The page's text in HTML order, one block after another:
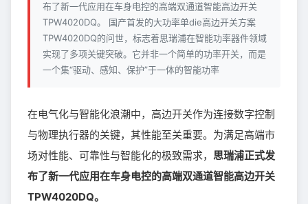
布了新一代应用在车身电控的高端双通道智能高边开关
TPW4020DQ。 国产首发的大功率单die高边开关方案
TPW4020DQ的问世，标志着思瑞浦在智能功率器件领域
实现了多项关键突破。它并非一个简单的功率开关，而是
一个集“驱动、感知、保护”于一体的智能功率
在电气化与智能化浪潮中，高边开关作为连接数字控制
与物理执行器的关键，其性能至关重要。为满足高端市
场对性能、可靠性与智能化的极致需求， 思瑞浦正式发
布了新一代应用在车身电控的高端双通道智能高边开关
TPW4020DQ。